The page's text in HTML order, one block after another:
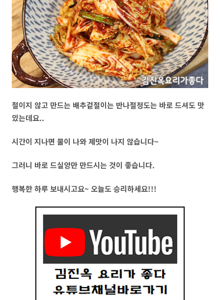
절이지 않고 만드는 배추겉절이는 반나절정도는 바로 드셔도 맛
있는데요..
시간이 지나면 물이 나와 제맛이 나지 않습니다~
그러니 바로 드실양만 만드시는 것이 좋습니다.
행복한 하루 보내시고요~ 오늘도 승리하세요!!!